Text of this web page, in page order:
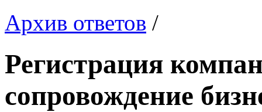
Архив ответов /
Регистрация
сопровождение